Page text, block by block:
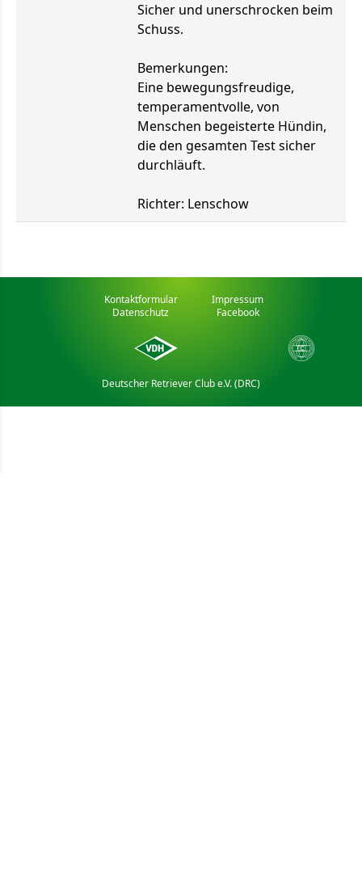
Sicher und unerschrocken beim
Schuss.
Bemerkungen:
Eine bewegungsfreudige,
temperamentvolle, von
Menschen begeisterte Hündin,
die den gesamten Test sicher
durchläuft.
Richter: Lenschow
Deutscher Retriever Club e.V. (DRC)
Kontaktformular
Impressum
Datenschutz
Facebook